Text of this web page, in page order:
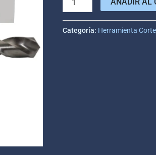
Categoría: Herramienta Corte